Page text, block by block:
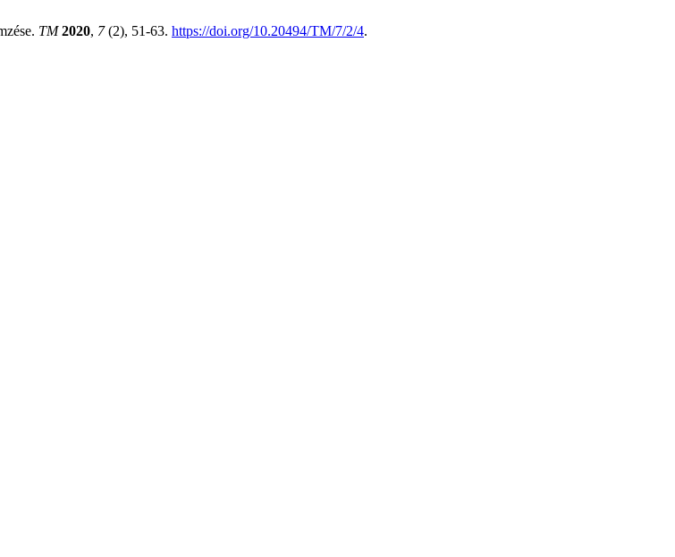
TM 2020, 7(2), 51-63. https://doi.org/10.20494/TM/7/2/4.